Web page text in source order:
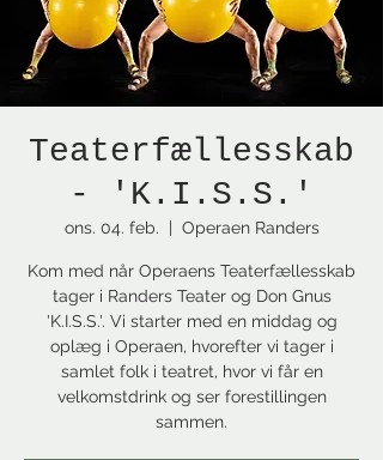
Teaterfællesskab
- 'K.I.S.S.'
ons. 04. feb.
  |
Operaen Randers
Kom med når Operaens Teaterfællesskab
tager i Randers Teater og Don Gnus
'K.I.S.S.'. Vi starter med en middag og
oplæg i Operaen, hvorefter vi tager i
samlet folk i teatret, hvor vi får en
velkomstdrink og ser forestillingen
sammen.